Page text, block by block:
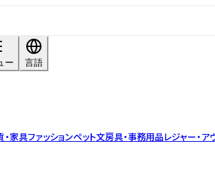
ー
言語
・家具ファッションペット文房具・事務用品レジャー・ア